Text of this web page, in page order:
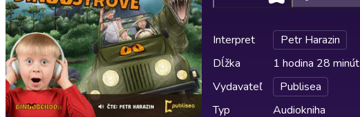
Interpret
Petr Harazin
Dĺžka
1 hodina 28 minút
Vydavateľ
Publisea
Typ
Audiokniha